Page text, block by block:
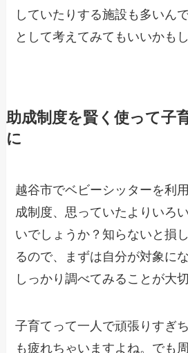
していたりする施設も多いん
として考えてみてもいいかも
助成制度を賢く使って子
に
越谷市でベビーシッターを利
成制度、思っていたよりいろ
いでしょうか？知らないと損
るので、まずは自分が対象に
しっかり調べてみることが大切
子育てって一人で頑張りすぎ
も疲れちゃいますよね。でも